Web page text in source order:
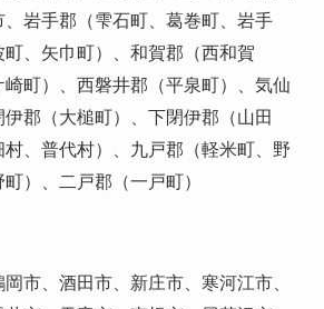
岩手郡（雫石町、葛巻町、岩手
、矢巾町）、和賀郡（西和賀
町）、西磐井郡（平泉町）、気仙
郡（大槌町）、下閉伊郡（山田
、普代村）、九戸郡（軽米町、野
）、二戸郡（一戸町）
市、酒田市、新庄市、寒河江市、